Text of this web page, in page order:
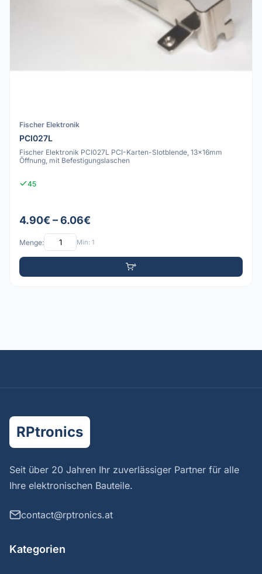
Fischer Elektronik
PCI027L
Fischer Elektronik PCI027L PCI-Karten-Slotblende, 13x16mm
Öffnung, mit Befestigungslaschen
45
4.90€ – 6.06€
Menge: Min: 1
RPtronics
Seit über 20 Jahren Ihr zuverlässiger Partner für alle
Ihre elektronischen Bauteile.
contact@rptronics.at
Kategorien